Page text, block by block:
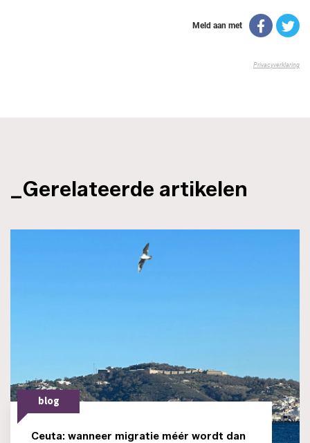
_Gerelateerde artikelen
blog
Ceuta: wanneer migratie méér wordt dan